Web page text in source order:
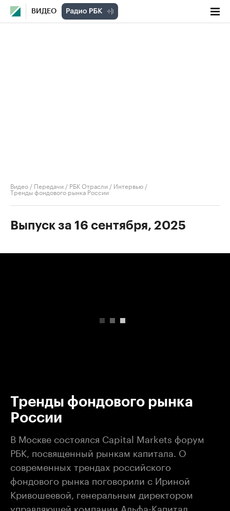
ВИДЕО
Видео / Передачи / РБК Отрасли / Интервью /
Тренды фондового рынка России
Выпуск за 16 сентября, 2025
Тренды фондового рынка
России
В Москве состоялся Capital Markets форум
РБК, посвященный рынкам капитала. О
современных трендах российского
фондового рынка поговорили с Ириной
Кривошеевой, генеральным директором
управляющей компании Альфа-Капитал.